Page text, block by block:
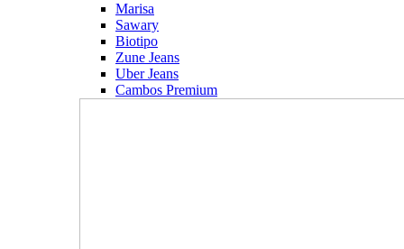
Marisa
Sawary
Biotipo
Zune Jeans
Uber Jeans
Cambos Premium